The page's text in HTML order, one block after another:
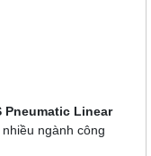
Pneumatic Linear
ngành công